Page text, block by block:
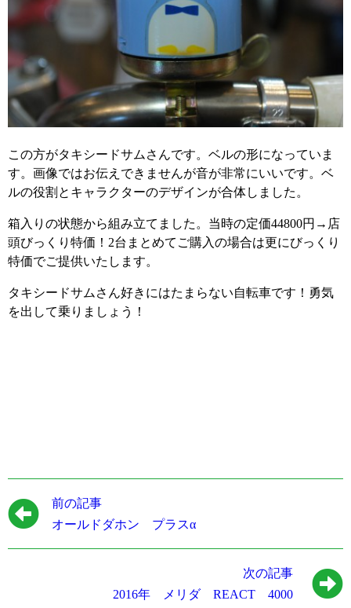
この方がタキシードサムさんです。ベルの形になっていま
す。画像ではお伝えできませんが音が非常にいいです。ベ
ルの役割とキャラクターのデザインが合体しました。
箱入りの状態から組み立てました。当時の定価44800円→店
頭びっくり特価！2台まとめてご購入の場合は更にびっくり
特価でご提供いたします。
タキシードサムさん好きにはたまらない自転車です！勇気
を出して乗りましょう！
前の記事
オールドダホン プラスα
次の記事
2016年 メリダ REACT 4000